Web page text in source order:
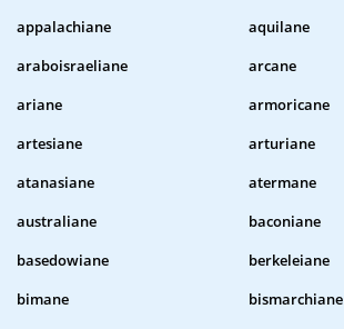
appalachiane
aquilane
araboisraeliane
arcane
ariane
armoricane
artesiane
arturiane
atanasiane
atermane
australiane
baconiane
basedowiane
berkeleiane
bimane
bismarchiane